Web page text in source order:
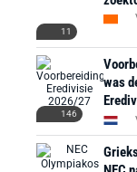
11
146
was